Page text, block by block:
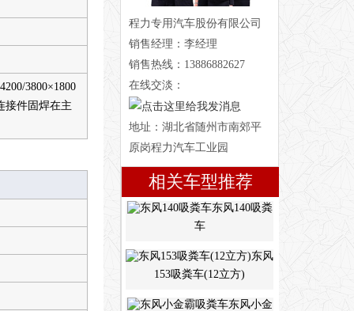
程力专用汽车股份有限公司
销售经理：李经理
销售热线：13886882627
在线交淡：
地址：湖北省随州市南郊平
原岗程力汽车工业园
相关车型推荐
东风140吸粪
车
东风
153吸粪车(12立方)
东风小金
3800×1800
接件固焊在主